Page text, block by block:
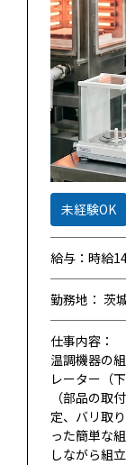
未経験OK
給与：時給
勤務地： 茨
仕事内容：
温調機器の
レーター（
（部品の取
定、バリ取
った簡単な
しながら組